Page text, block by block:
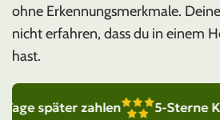
ohne Erkennungsmerkmale.
nicht erfahren, dass du in einem
hast.
später zahlen 5-Sterne